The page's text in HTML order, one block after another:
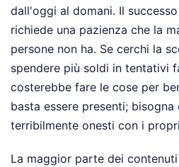
dall'oggi al domani. Il
richiede una pazienza che la
persone non ha. Se cerchi la
spendere più soldi in tentativi
costerebbe fare le cose per
basta essere presenti;
terribilmente onesti con i
La maggior parte dei